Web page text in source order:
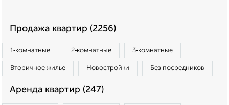
Продажа квартир (2256)
1‑комнатные 2‑комнатные 3‑комнатные
Вторичное жилье Новостройки Без посредников
Аренда квартир (247)